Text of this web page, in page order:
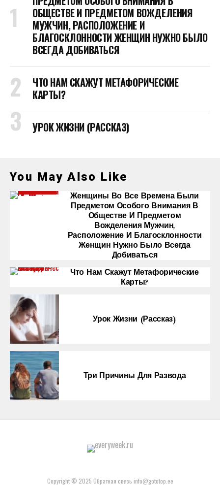
ОБЩЕСТВЕ И ПРЕДМЕТОМ ВОЖДЕЛЕНИЯ
МУЖЧИН, РАСПОЛОЖЕНИЕ И
БЛАГОСКЛОННОСТИ ЖЕНЩИН НУЖНО БЫЛО
ВСЕГДА ДОБИВАТЬСЯ
ЧТО НАМ СКАЖУТ МЕТАФОРИЧЕСКИЕ
КАРТЫ?
УРОК ЖИЗНИ (РАССКАЗ)
You May Also Like
Женщины Во Все Времена Были
Предметом Особого Внимания В
Обществе И Предметом
Вожделения Мужчин,
Расположение И Благосклонности
Женщин Нужно Было Всегда
Добиваться
Что Нам Скажут Метафорические
Карты?
Урок Жизни (рассказ)
Три Причины Для Развода
Copyright © 2025 Обратная связь info@gototop.ee